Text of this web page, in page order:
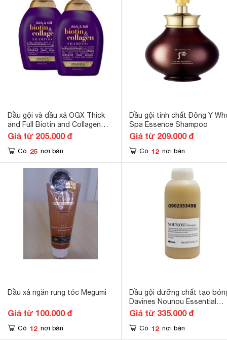
Dầu gội và dầu xả OGX Thick
and Full Biotin and Collagen
Shampoo 385ml
Giá từ 205.000 đ
Có 25 nơi bán
Dầu gội tinh chất Đông Y
Spa Essence Shampoo
Giá từ 209.000 đ
Có 12 nơi bán
Dầu xả ngăn rụng tóc Megumi
Giá từ 100.000 đ
Có 12 nơi bán
Dầu gội dưỡng chất tạo
Davines Nounou Essential
Haircare Shampoo - 1000ml
Giá từ 335.000 đ
Có 12 nơi bán